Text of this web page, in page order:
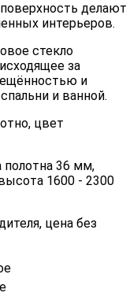
делают
интерьеров.
стекло
за
и
и ванной.
цвет
полотна 36 мм,
1600 - 2300
цена без